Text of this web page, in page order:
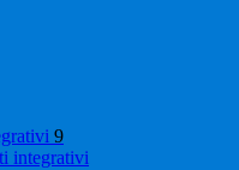
9
integrativi